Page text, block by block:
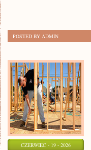
POSTED BY ADMIN
CZERWIEC - 19 - 2026